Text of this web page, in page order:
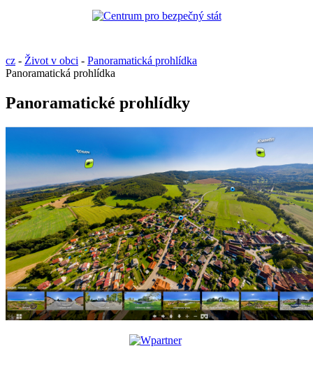
cz - Život v obci - Panoramatická prohlídka
Panoramatická prohlídka
Panoramatické prohlídky